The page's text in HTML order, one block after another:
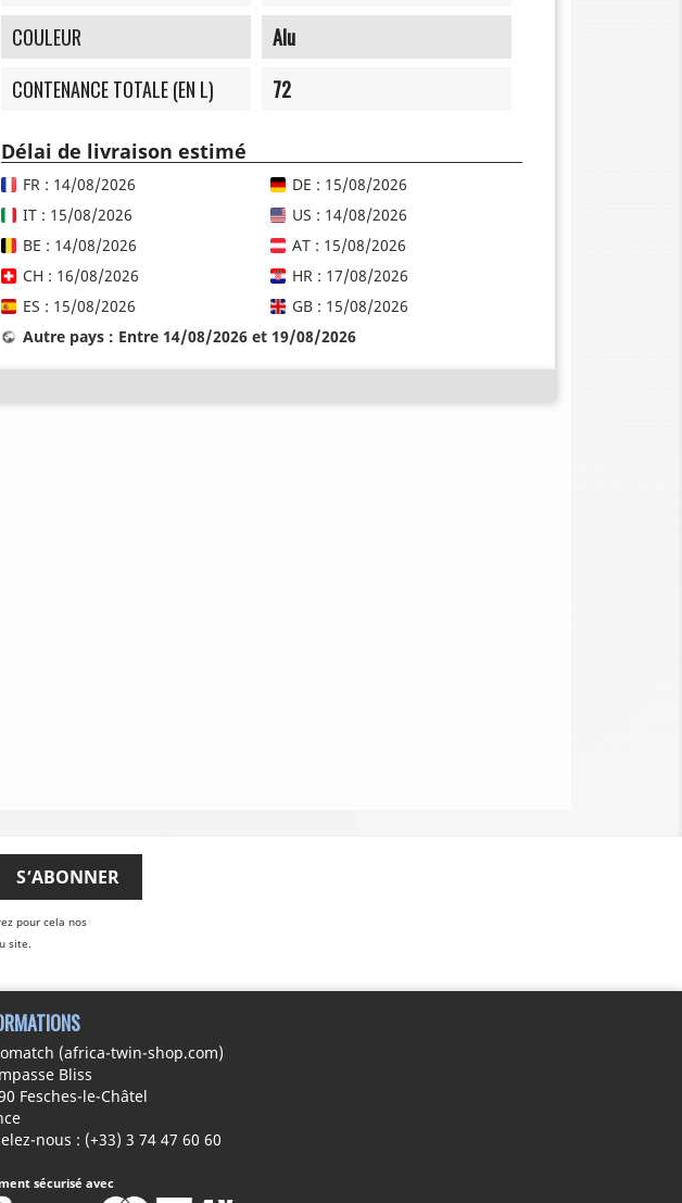
COULEUR
Alu
CONTENANCE TOTALE (EN L)
72
Délai de livraison estimé
FR : 14/08/2026
DE : 15/08/2026
IT : 15/08/2026
US : 14/08/2026
BE : 14/08/2026
AT : 15/08/2026
CH : 16/08/2026
HR : 17/08/2026
ES : 15/08/2026
GB : 15/08/2026
Autre pays : Entre 14/08/2026 et 19/08/2026
pour cela nos
site.
(africa-twin-shop.com)
Bliss
Fesches-le-Châtel
nous : (+33) 3 74 47 60 60
sécurisé avec